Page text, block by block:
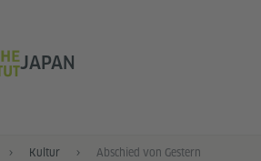
JAPAN
Kultur Abschied von Gestern